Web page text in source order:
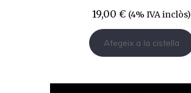
19,00 € (4% IVA inclòs)
Afegeix a la cistella